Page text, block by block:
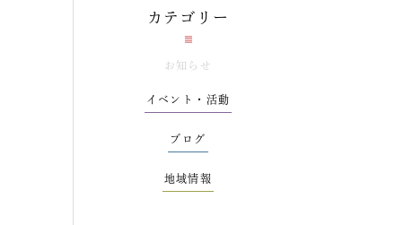
カテゴリー
お知らせ
イベント・活動
ブログ
地域情報